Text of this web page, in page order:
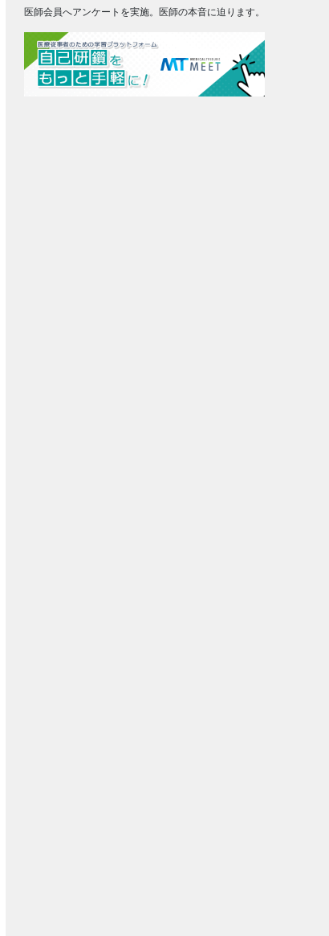
医師会員へアンケートを実施。医師の本音に迫ります。